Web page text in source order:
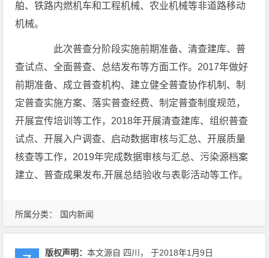
所属分类： 国内新闻
舶、铁路内燃机车和工程机械、农业机械等非道路移动
机械。
此次普查分阶段实施前期准备、清查建库、普
查试点、全面普查、总结发布等方面工作。2017年做好
前期准备、成立普查机构、建立健全普查协作机制、制
定普查实施方案、落实普查经费、制定普查制度规范，
开展宣传培训等工作，2018年开展清查建库、组织普查
试点、开展入户调查、启动数据审核与汇总、开展质量
核查等工作，2019年完成数据审核与汇总、污染源档案
建立、普查成果发布,开展总结验收与表彰活动等工作。
版权声明：本文源自 四川， 于2018年1月9日